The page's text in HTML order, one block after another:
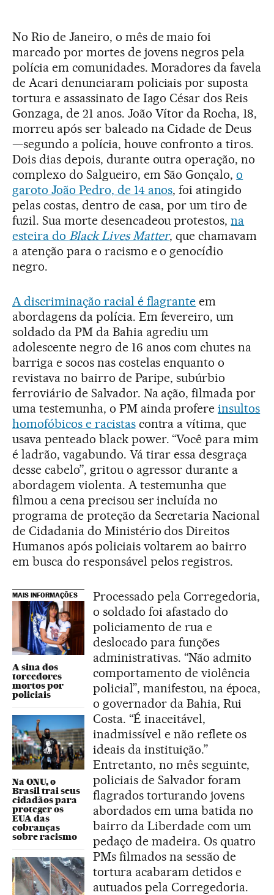
No Rio de Janeiro, o mês de maio foi
marcado por mortes de jovens negros pela
polícia em comunidades. Moradores da favela
de Acari denunciaram policiais por suposta
tortura e assassinato de Iago César dos Reis
Gonzaga, de 21 anos. João Vítor da Rocha, 18,
morreu após ser baleado na Cidade de Deus
—segundo a polícia, houve confronto a tiros.
Dois dias depois, durante outra operação, no
complexo do Salgueiro, em São Gonçalo,o
garoto João Pedro, de 14 anos, foi atingido
pelas costas, dentro de casa, por um tiro de
fuzil. Sua morte desencadeou protestos,na
esteira do Black Lives Matter, que chamavam
a atenção para o racismo e o genocídio
negro.
A discriminação racial é flagrante em
abordagens da polícia. Em fevereiro, um
soldado da PM da Bahia agrediu um
adolescente negro de 16 anos com chutes na
barriga e socos nas costelas enquanto o
revistava no bairro de Paripe, subúrbio
ferroviário de Salvador. Na ação, filmada por
uma testemunha, o PM ainda profereinsultos
homofóbicos e racistascontra a vítima, que
usava penteado black power. “Você para mim
é ladrão, vagabundo. Vá tirar essa desgraça
desse cabelo”, gritou o agressor durante a
abordagem violenta. A testemunha que
filmou a cena precisou ser incluída no
programa de proteção da Secretaria Nacional
de Cidadania do Ministério dos Direitos
Humanos após policiais voltarem ao bairro
em busca do responsável pelos registros.
MAIS INFORMAÇÕES
A sina dos
torcedores
mortos por
policiais
Na ONU, o
Brasil trai seus
cidadãos para
proteger os
EUA das
cobranças
sobre racismo
Processado pela Corregedoria,
o soldado foi afastado do
policiamento de rua e
deslocado para funções
administrativas. “Não admito
comportamento de violência
policial”, manifestou, na época,
o governador da Bahia, Rui
Costa. “É inaceitável,
inadmissível e não reflete os
ideais da instituição.”
Entretanto, no mês seguinte,
policiais de Salvador foram
flagrados torturando jovens
abordados em uma batida no
bairro da Liberdade com um
pedaço de madeira. Os quatro
PMs filmados na sessão de
tortura acabaram detidos e
autuados pela Corregedoria.